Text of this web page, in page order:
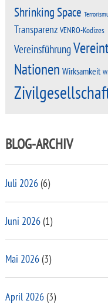
Shrinking Space
Transparenz VENRO-Kodizes
Vereinsführung
Nationen Wirksamkeit
BLOG-ARCHIV
Juli 2026(6)
Juni 2026(1)
Mai 2026(3)
April 2026(3)